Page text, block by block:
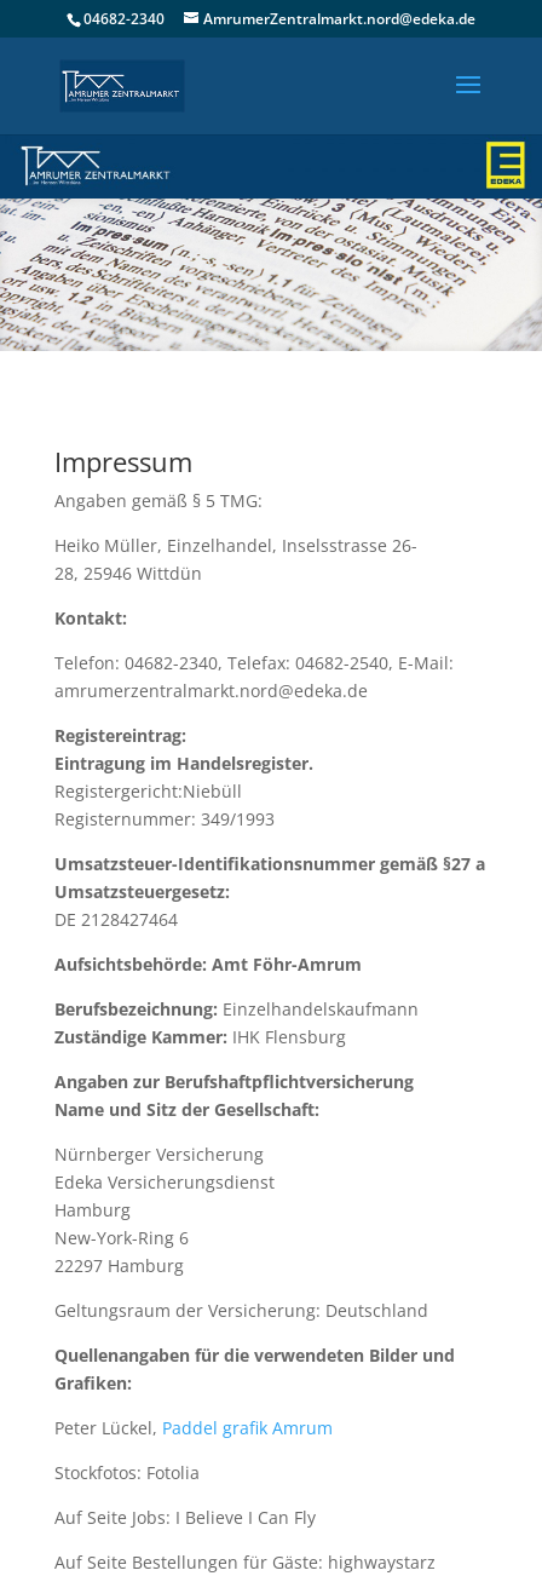
04682-2340 AmrumerZentralmarkt.nord@edeka.de
Impressum
Angaben gemäß § 5 TMG:
Heiko Müller, Einzelhandel, Inselsstrasse 26-
28, 25946 Wittdün
Kontakt:
Telefon: 04682-2340, Telefax: 04682-2540, E-Mail:
amrumerzentralmarkt.nord@edeka.de
Registereintrag:
Eintragung im Handelsregister.
Registergericht:Niebüll
Registernummer: 349/1993
Umsatzsteuer-Identifikationsnummer gemäß §27 a
Umsatzsteuergesetz:
DE 2128427464
Aufsichtsbehörde: Amt Föhr-Amrum
Berufsbezeichnung: Einzelhandelskaufmann
Zuständige Kammer: IHK Flensburg
Angaben zur Berufshaftpflichtversicherung
Name und Sitz der Gesellschaft:
Nürnberger Versicherung
Edeka Versicherungsdienst
Hamburg
New-York-Ring 6
22297 Hamburg
Geltungsraum der Versicherung: Deutschland
Quellenangaben für die verwendeten Bilder und
Grafiken:
Peter Lückel, Paddel grafik Amrum
Stockfotos: Fotolia
Auf Seite Jobs: I Believe I Can Fly
Auf Seite Bestellungen für Gäste: highwaystarz